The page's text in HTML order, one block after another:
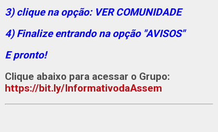
3) clique na opção: VER COMUNIDADE
4) Finalize entrando na opção "AVISOS"
E pronto!
Clique abaixo para acessar o Grupo:
https://bit.ly/InformativodaAssem